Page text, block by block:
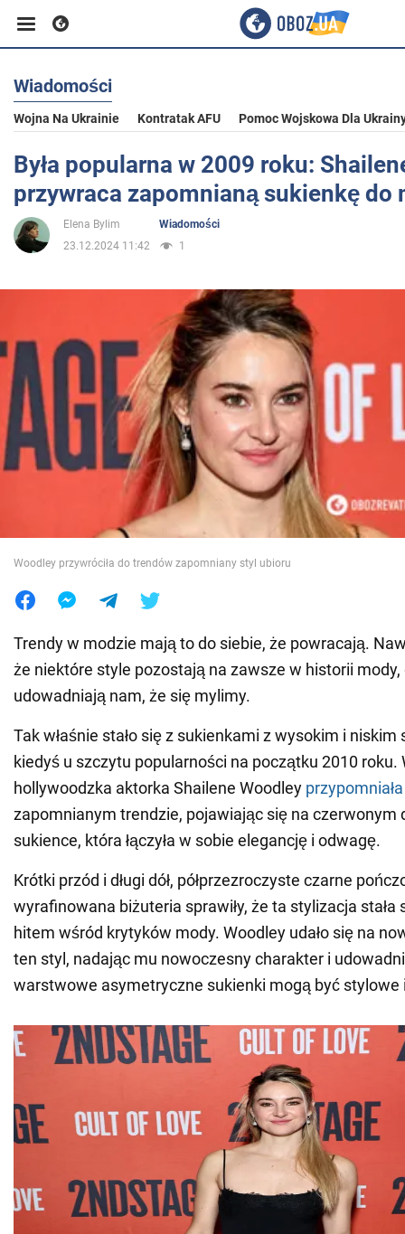
Biznes
Sport
Rozrywka
Społeczeństwo
Wojna na Ukrainie
Jedzenie
Wiadomości
Wojna Na Ukrainie Kontratak AFU Pomoc Wojskowa Dla
Była popularna w 2009 roku:
przywraca zapomnianą sukienkę do
Elena Bylim
Wiadomości
23.12.2024 11:42
1
Woodley przywróciła do trendów zapomniany styl ubioru
Trendy w modzie mają to do siebie, że powracają.
że niektóre style pozostają na zawsze w historii
udowadniają nam, że się mylimy.
Tak właśnie stało się z sukienkami z wysokim i niskim
kiedyś u szczytu popularności na początku 2010 roku.
hollywoodzka aktorka Shailene Woodley przypomniała
zapomnianym trendzie, pojawiając się na czerwonym
sukience, która łączyła w sobie elegancję i odwagę.
Krótki przód i długi dół, półprzezroczyste czarne
wyrafinowana biżuteria sprawiły, że ta stylizacja
hitem wśród krytyków mody. Woodley udało się na
ten styl, nadając mu nowoczesny charakter i
warstwowe asymetryczne sukienki mogą być stylowe